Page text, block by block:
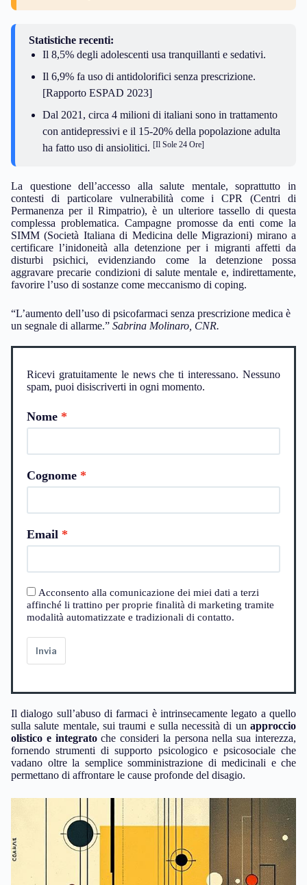
Statistiche recenti:
Il 8,5% degli adolescenti usa tranquillanti e sedativi.
Il 6,9% fa uso di antidolorifici senza prescrizione.
[Rapporto ESPAD 2023]
Dal 2021, circa 4 milioni di italiani sono in trattamento
con antidepressivi e il 15-20% della popolazione adulta
ha fatto uso di ansiolitici. [Il Sole 24 Ore]
La questione dell’accesso alla salute mentale, soprattutto in
contesti di particolare vulnerabilità come i CPR (Centri di
Permanenza per il Rimpatrio), è un ulteriore tassello di questa
complessa problematica. Campagne promosse da enti come la
SIMM (Società Italiana di Medicina delle Migrazioni) mirano a
certificare l’inidoneità alla detenzione per i migranti affetti da
disturbi psichici, evidenziando come la detenzione possa
aggravare precarie condizioni di salute mentale e, indirettamente,
favorire l’uso di sostanze come meccanismo di coping.
“L’aumento dell’uso di psicofarmaci senza prescrizione medica è
un segnale di allarme.” Sabrina Molinaro, CNR.
Ricevi gratuitamente le news che ti interessano. Nessuno
spam, puoi disiscriverti in ogni momento.
Nome
Cognome
Email
Acconsento alla comunicazione dei miei dati a terzi
affinché li trattino per proprie finalità di marketing tramite
modalità automatizzate e tradizionali di contatto.
Invia
Il dialogo sull’abuso di farmaci è intrinsecamente legato a quello
sulla salute mentale, sui traumi e sulla necessità di un approccio
olistico e integratoche consideri la persona nella sua interezza,
fornendo strumenti di supporto psicologico e psicosociale che
vadano oltre la semplice somministrazione di medicinali e che
permettano di affrontare le cause profonde del disagio.